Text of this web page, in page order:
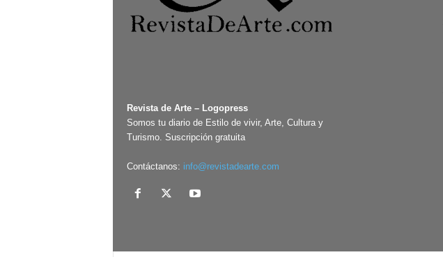
Revista de Arte – Logopress
Somos tu diario de Estilo de vivir, Arte, Cultura y
Turismo. Suscripción gratuita
Contáctanos: info@revistadearte.com